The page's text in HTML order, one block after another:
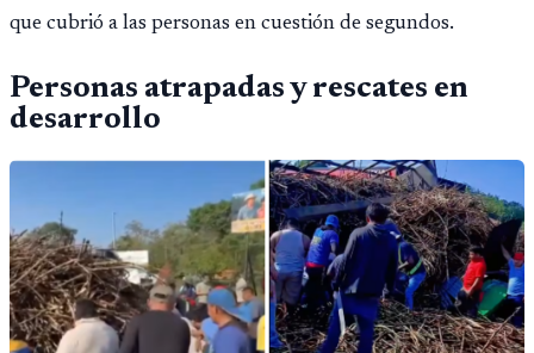
que cubrió a las personas en cuestión de segundos.
Personas atrapadas y rescates en
desarrollo